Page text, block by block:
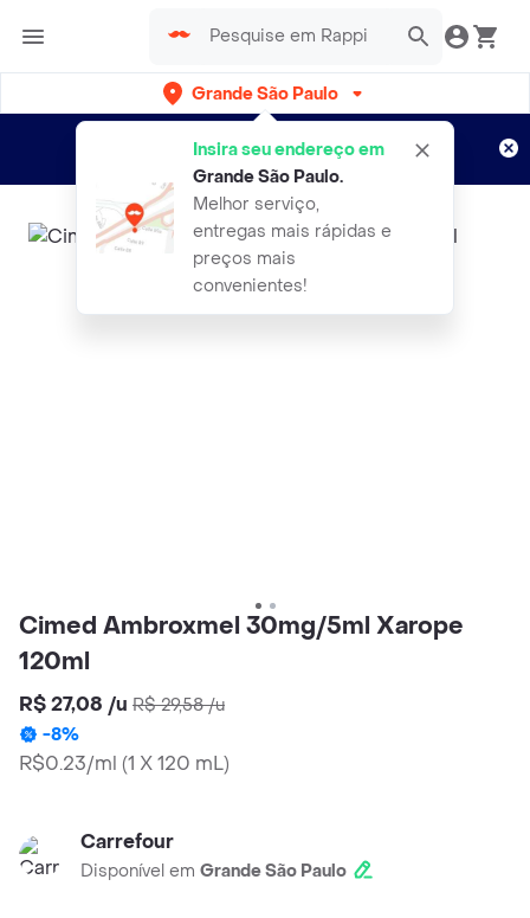
Grande São Paulo
Insira seu endereço em
Grande São Paulo.
Melhor serviço,
entregas mais rápidas e
preços mais
convenientes!
Entregas grátis por 15 dias!
Aplicam T&C
Cimed Ambroxmel 30mg/5ml Xarope
120ml
R$ 27,08 /u R$ 29,58/u
-8%
R$0.23/ml (1 X 120 mL)
Carrefour
Disponível em Grande São Paulo